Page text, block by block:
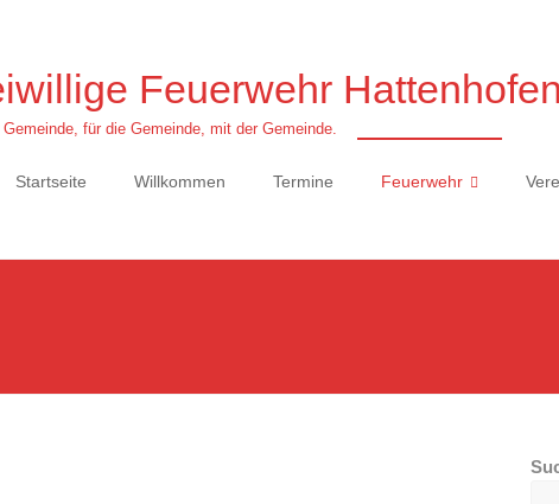
Feuerwehr Hattenhofen
für die Gemeinde, mit der Gemeinde.
Startseite Willkommen Termine Feuerwehr